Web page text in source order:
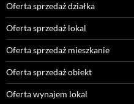
Oferta sprzedaż działka
Oferta sprzedaż lokal
Oferta sprzedaż mieszkanie
Oferta sprzedaż obiekt
Oferta wynajem lokal